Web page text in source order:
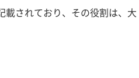
載されており、その役割は、大